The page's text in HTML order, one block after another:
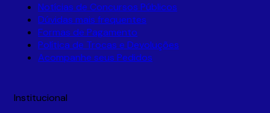
Notícias de Concursos Públicos
Dúvidas mais frequentes
Formas de Pagamento
Política de Trocas e Devoluções
Acompanhe seus Pedidos
Institucional